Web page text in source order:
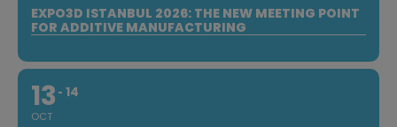
EXPO3D ISTANBUL 2026: THE NEW MEETING POINT
FOR ADDITIVE MANUFACTURING
13
OCT
14